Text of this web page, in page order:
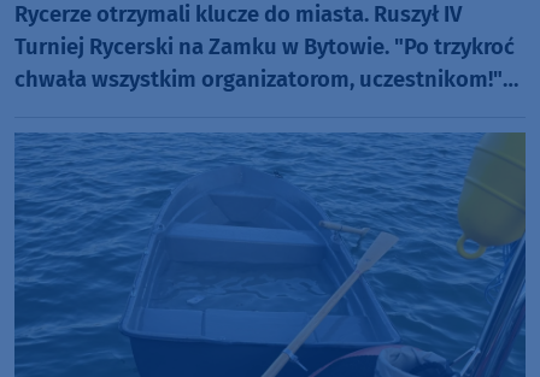
Rycerze otrzymali klucze do miasta. Ruszył IV
Turniej Rycerski na Zamku w Bytowie. "Po trzykroć
chwała wszystkim organizatorom, uczestnikom!"